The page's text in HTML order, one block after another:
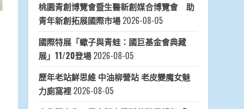
桃園青創博覽會暨生醫新創媒合博覽會 助
青年新創拓展國際市場 2026-08-05
國際特展「蠍子與青蛙：國巨基金會典藏
展」11/20登場 2026-08-05
歷年老站鮮思維 中油柳營站 老皮變魔女魅
力廁窩裡 2026-08-05